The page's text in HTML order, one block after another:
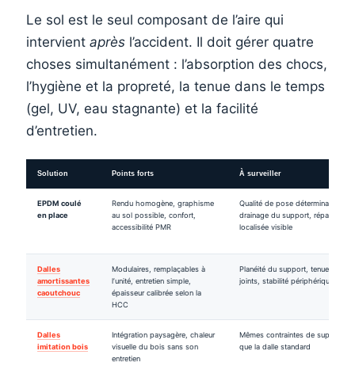
Le sol est le seul composant de l’aire qui
intervient après l’accident. Il doit gérer quatre
choses simultanément : l’absorption des chocs,
l’hygiène et la propreté, la tenue dans le temps
(gel, UV, eau stagnante) et la facilité
d’entretien.
Solution Points forts À surveiller
EPDM coulé
en place
Rendu homogène, graphisme
au sol possible, confort,
accessibilité PMR
Qualité de pose déterminante,
drainage du support, réparation
localisée visible
Dalles
amortissantes
caoutchouc
Modulaires, remplaçables à
l’unité, entretien simple,
épaisseur calibrée selon la
HCC
Planéité du support, tenue des
joints, stabilité périphérique
Dalles
imitation bois
Intégration paysagère, chaleur
visuelle du bois sans son
entretien
Mêmes contraintes de support
que la dalle standard